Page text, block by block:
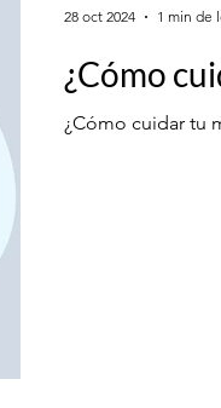
¿Cómo
¿Cómo cuidar tu
28 oct 2024 1 min de